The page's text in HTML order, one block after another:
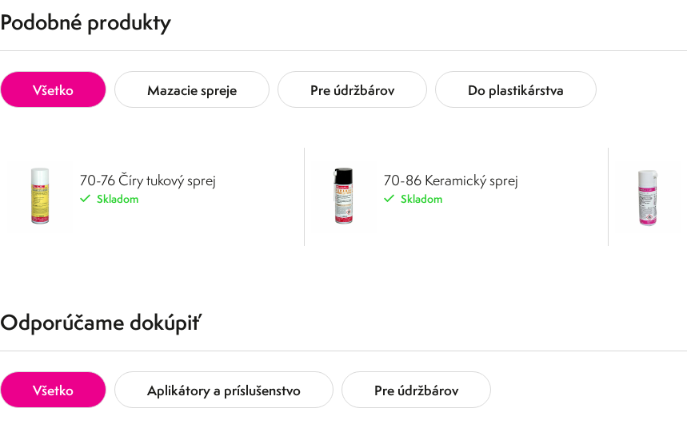
Podobné produkty
Všetko Mazacie spreje Pre údržbárov Do plastikárstva
70-76 Číry tukový sprej
Skladom
70-86 Keramický sprej
Skladom
Odporúčame dokúpiť
Všetko Aplikátory a príslušenstvo Pre údržbárov